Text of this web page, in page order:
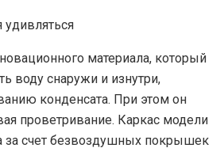
материала, который
воду снаружи и изнутри,
конденсата. При этом он
проветривание. Каркас модели
за счет безвоздушных покрышек